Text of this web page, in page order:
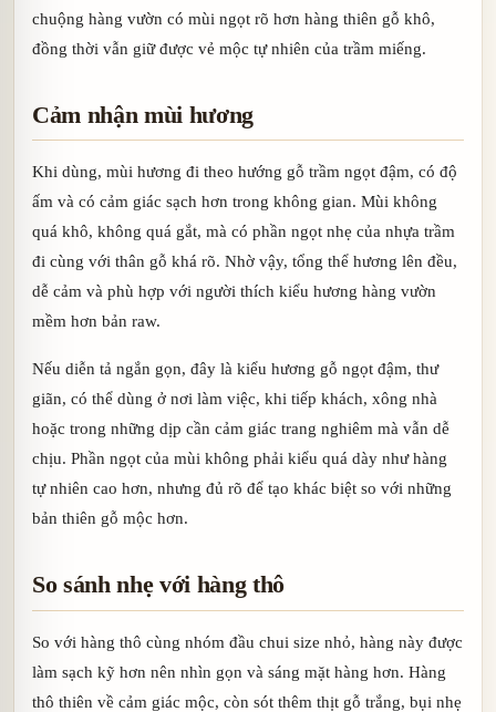
chuộng hàng vườn có mùi ngọt rõ hơn hàng thiên gỗ khô,
đồng thời vẫn giữ được vẻ mộc tự nhiên của trầm miếng.
Cảm nhận mùi hương
Khi dùng, mùi hương đi theo hướng gỗ trầm ngọt đậm, có độ
ấm và có cảm giác sạch hơn trong không gian. Mùi không
quá khô, không quá gắt, mà có phần ngọt nhẹ của nhựa trầm
đi cùng với thân gỗ khá rõ. Nhờ vậy, tổng thể hương lên đều,
dễ cảm và phù hợp với người thích kiểu hương hàng vườn
mềm hơn bản raw.
Nếu diễn tả ngắn gọn, đây là kiểu hương gỗ ngọt đậm, thư
giãn, có thể dùng ở nơi làm việc, khi tiếp khách, xông nhà
hoặc trong những dịp cần cảm giác trang nghiêm mà vẫn dễ
chịu. Phần ngọt của mùi không phải kiểu quá dày như hàng
tự nhiên cao hơn, nhưng đủ rõ để tạo khác biệt so với những
bản thiên gỗ mộc hơn.
So sánh nhẹ với hàng thô
So với hàng thô cùng nhóm đầu chui size nhỏ, hàng này được
làm sạch kỹ hơn nên nhìn gọn và sáng mặt hàng hơn. Hàng
thô thiên về cảm giác mộc, còn sót thêm thịt gỗ trắng, bụi nhẹ